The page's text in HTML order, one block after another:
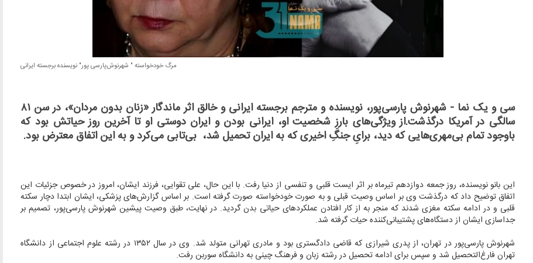
مرگ خودخواسته " شهرنوش‌پارسی پور" نویسنده برجسته ایرانی
سی و یک نما - شهرنوش پارسی‌پور، نویسنده و مترجم برجسته ایرانی و خالق اثر ماندگار «زنان بدون مردان»، در سن ۸۱
سالگی در آمریکا درگذشت.از ویژگی‌های بارزِ شخصیت او، ایرانی بودن و ایران دوستی او تا آخرین روز حیاتش بود که
باوجود تمام بی‌مهری‌هایی که دید، برایِ جنگِ اخیری که به ایران تحمیل شد، بی‌تابی می‌کرد و به این اتفاق معترض بود.
این بانو نویسنده، روز جمعه دوازدهم تیرماه بر اثر ایست قلبی و تنفسی از دنیا رفت. با این حال، علی تقوایی، فرزند ایشان، امروز در خصوص جزئیات این
اتفاق توضیح داد که درگذشت وی بر اساس وصیت قبلی و به صورت خودخواسته صورت گرفته است. بر اساس گزارش‌های پزشکی، ایشان ابتدا دچار سکته
قلبی و در ادامه سکته مغزی شدند که منجر به از کار افتادن عملکردهای حیاتی بدن گردید. در نهایت، طبق وصیت پیشین شهرنوش پارسی‌پور، تصمیم بر
جداسازی ایشان از دستگاه‌های پشتیبانی‌کننده حیات گرفته شد.
شهرنوش پارسی‌پور در تهران، از پدری شیرازی که قاضی دادگستری بود و مادری تهرانی متولد شد. وی در سال ۱۳۵۲ در رشته علوم اجتماعی از دانشگاه
تهران فارغ‌التحصیل شد و سپس برای ادامه تحصیل در رشته زبان و فرهنگ چینی به دانشگاه سوربن رفت.